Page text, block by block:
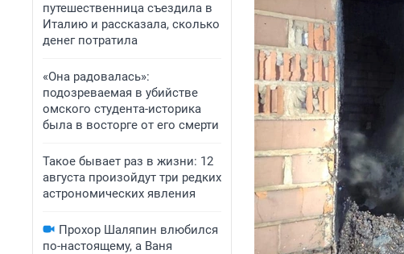
путешественница съездила в
Италию и рассказала, сколько
денег потратила
«Она радовалась»:
подозреваемая в убийстве
омского студента-историка
была в восторге от его смерти
Такое бывает раз в жизни: 12
августа произойдут три редких
астрономических явления
Прохор Шаляпин влюбился
по-настоящему, а Ваня